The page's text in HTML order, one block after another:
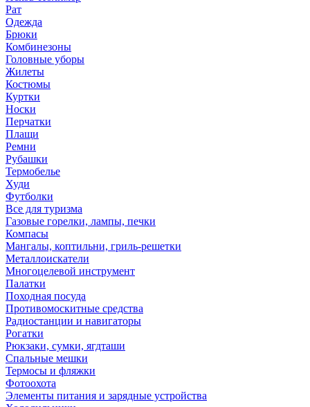
Рат
Одежда
Брюки
Комбинезоны
Головные уборы
Жилеты
Костюмы
Куртки
Носки
Перчатки
Плащи
Ремни
Рубашки
Термобелье
Худи
Футболки
Все для туризма
Газовые горелки, лампы, печки
Компасы
Мангалы, коптильни, гриль-решетки
Металлоискатели
Многоцелевой инструмент
Палатки
Походная посуда
Противомоскитные средства
Радиостанции и навигаторы
Рогатки
Рюкзаки, сумки, ягдташи
Спальные мешки
Термосы и фляжки
Фотоохота
Элементы питания и зарядные устройства